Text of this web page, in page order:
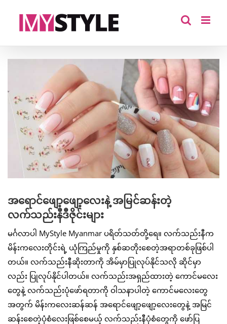
Image
အရောင်ဖျော့ဖျော့လေးနဲ့ အမြင်ဆန်းတဲ့
လက်သည်းနီဒီဇိုင်းများ
မင်္ဂလာပါ MyStyle Myanmar ပရိတ်သတ်တို့ရေ။ လက်သည်းနီက
မိန်းကလေးတိုင်းရဲ့ ယုံကြည်မှုကို နှစ်ဆတိုးစေတဲ့အရာတစ်ခုဖြစ်ပါ
တယ်။ လက်သည်းနီဆိုးတာကို အိမ်မှာပြုလုပ်နိုင်သလို ဆိုင်မှာ
လည်း ပြုလုပ်နိုင်ပါတယ်။ လက်သည်းအရှည်ထားတဲ့ ကောင်မလေး
တွေနဲ့ လက်သည်းပုံဖော်ရတာကို ဝါသနာပါတဲ့ ကောင်မလေးတွေ
အတွက် မိန်းကလေးဆန်ဆန် အရောင်ဖျော့ဖျော့လေးတွေနဲ့ အမြင်
ဆန်းစေတဲ့ပုံစံလေးဖြစ်စေမယ့် လက်သည်းနီပုံစံတွေကို ဖော်ပြ